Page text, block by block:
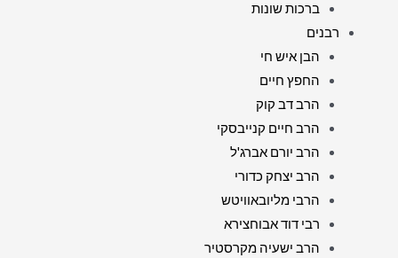
ברכות שונות
רבנים
הבן איש חי
החפץ חיים
הרב דב קוק
הרב חיים קנייבסקי
הרב יורם אברג'ל
הרב יצחק כדורי
הרבי מליובאוויטש
רבי דוד אבוחצירא
הרב ישעיה מקרסטיר